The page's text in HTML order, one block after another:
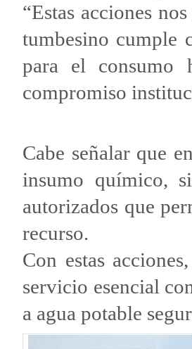
“Estas acciones
tumbesino cumple
para el consumo
compromiso
Cabe señalar que
insumo químico,
autorizados que
recurso.
Con estas
servicio esencial
a agua potable